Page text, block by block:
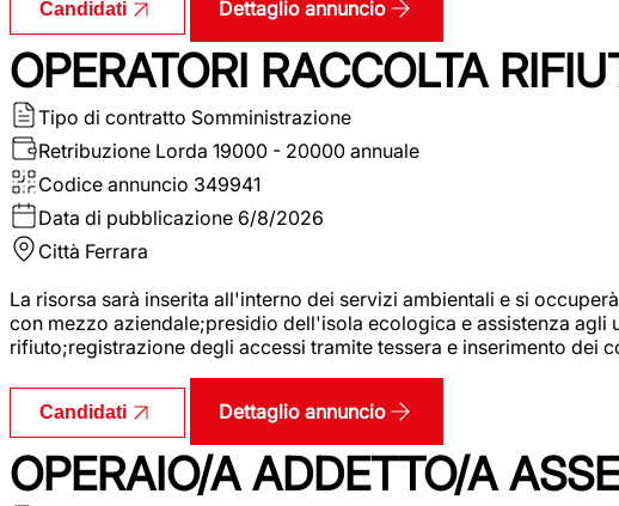
Candidati Dettaglio annuncio
OPERATORI RACCOLTA
Tipo di contratto Somministrazione
Retribuzione Lorda 19000 - 20000 annuale
Codice annuncio 349941
Data di pubblicazione 6/8/2026
Città Ferrara
La risorsa sarà inserita all'interno dei servizi ambientali e si
con mezzo aziendale;presidio dell'isola ecologica e assistenza
rifiuto;registrazione degli accessi tramite tessera e inserimento dei
Candidati Dettaglio annuncio
OPERAIO/A ADDETTO/A